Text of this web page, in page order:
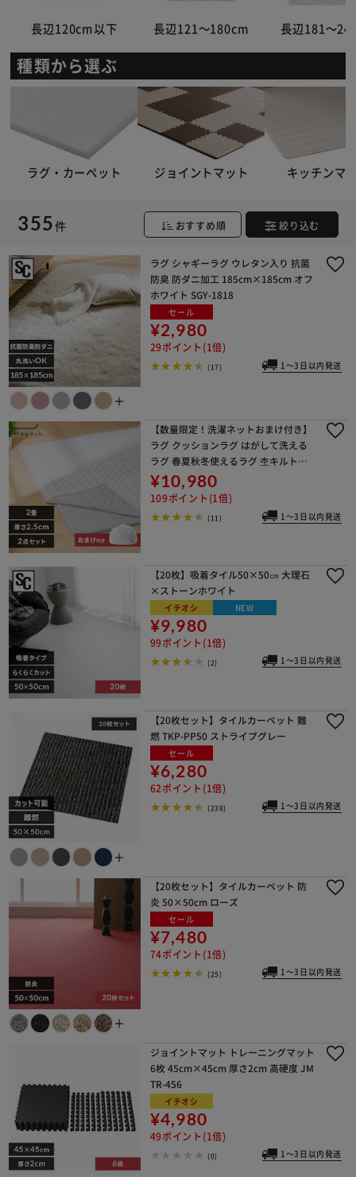
長辺120cm以下 長辺121～180cm 長辺181～
種類から選ぶ
ラグ・カーペット ジョイントマット キッチンマ
355件 おすすめ順 絞り込む
＋
ラグ シャギーラグ ウレタン入り 抗菌
防臭 防ダニ加工 185cm×185cm オフ
ホワイト SGY-1818
セール
¥2,980
29ポイント(1倍)
(17) 1～3日以内発送
【数量限定！洗濯ネットおまけ付き】
ラグ クッションラグ はがして洗える
ラグ 春夏秋冬使えるラグ 杢キルト柄 1
85cm×185cm 2畳 厚さ2.5cm ハガッ
シュ Hagash グレー HAGSM25-1818
¥10,980
109ポイント(1倍)
(11) 1～3日以内発送
【20枚】吸着タイル50×50㎝ 大理石
×ストーンホワイト
イチオシ NEW
¥9,980
99ポイント(1倍)
(2) 1～3日以内発送
＋
【20枚セット】タイルカーペット 難
燃 TKP-PP50 ストライプグレー
セール
¥6,280
62ポイント(1倍)
(238) 1～3日以内発送
＋
【20枚セット】タイルカーペット 防
炎 50×50cm ローズ
セール
¥7,480
74ポイント(1倍)
(25) 1～3日以内発送
ジョイントマット トレーニングマット
6枚 45cm×45cm 厚さ2cm 高硬度 JM
TR-456
イチオシ
¥4,980
49ポイント(1倍)
(0) 1～3日以内発送